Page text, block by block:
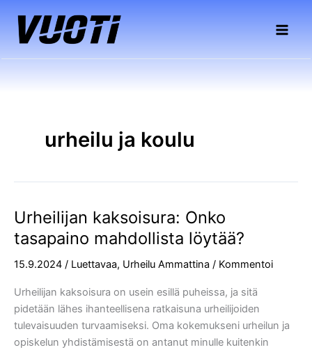
sisältöön
urheilu ja koulu
Urheilijan kaksoisura: Onko
tasapaino mahdollista löytää?
15.9.2024 / Luettavaa, Urheilu Ammattina / Kommentoi
Urheilijan kaksoisura on usein esillä puheissa, ja sitä
pidetään lähes ihanteellisena ratkaisuna urheilijoiden
tulevaisuuden turvaamiseksi. Oma kokemukseni urheilun ja
opiskelun yhdistämisestä on antanut minulle kuitenkin
Urheilijan
kaksoisura:
Onko
tasapaino
löytää?